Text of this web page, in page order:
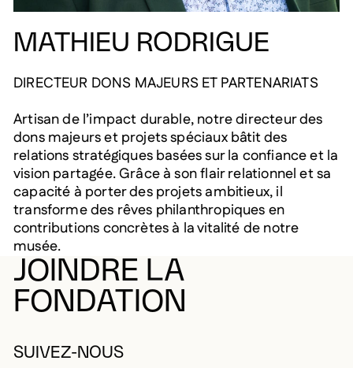
MATHIEU RODRIGUE
DIRECTEUR DONS MAJEURS ET PARTENARIATS
Artisan de l’impact durable, notre directeur des
dons majeurs et projets spéciaux bâtit des
relations stratégiques basées sur la confiance et la
vision partagée. Grâce à son flair relationnel et sa
capacité à porter des projets ambitieux, il
transforme des rêves philanthropiques en
contributions concrètes à la vitalité de notre
musée.
JOINDRE LA
FONDATION
SUIVEZ-NOUS